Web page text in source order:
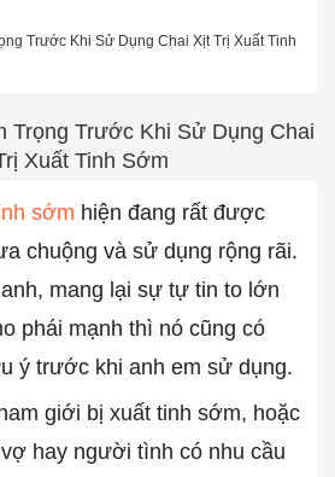
Trước Khi Sử Dụng Chai Xịt Trị Xuất Tinh
Trọng Trước Khi Sử Dụng Chai
Xuất Tinh Sớm
sớm hiện đang rất được
chuộng và sử dụng rộng rãi.
mang lại sự tự tin to lớn
phái mạnh thì nó cũng có
ý trước khi anh em sử dụng.
giới bị xuất tinh sớm, hoặc
hay người tình có nhu cầu